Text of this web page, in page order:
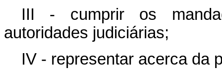
III - cumprir os
autoridades judiciárias;
IV - representar acerca da